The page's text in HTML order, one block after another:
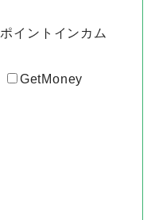
ポイントインカム
GetMoney